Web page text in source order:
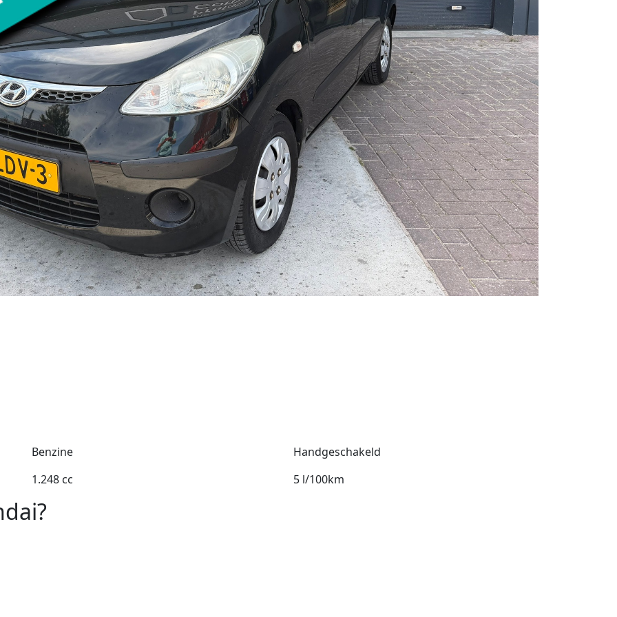
Benzine
Handgeschakeld
1.248 cc
5 l/100km